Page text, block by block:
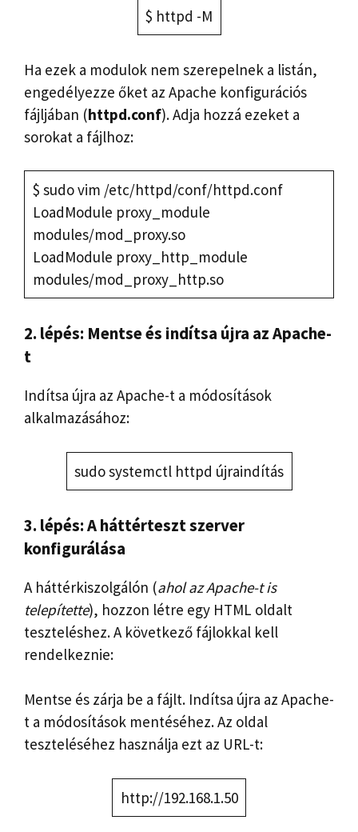
$ httpd -M
Ha ezek a modulok nem szerepelnek a listán,
engedélyezze őket az Apache konfigurációs
fájljában (httpd.conf). Adja hozzá ezeket a
sorokat a fájlhoz:
$ sudo vim /etc/httpd/conf/httpd.conf
LoadModule proxy_module
modules/mod_proxy.so
LoadModule proxy_http_module
modules/mod_proxy_http.so
2. lépés: Mentse és indítsa újra az Apache-
t
Indítsa újra az Apache-t a módosítások
alkalmazásához:
sudo systemctl httpd újraindítás
3. lépés: A háttérteszt szerver
konfigurálása
A háttérkiszolgálón (ahol az Apache-t is
telepítette), hozzon létre egy HTML oldalt
teszteléshez. A következő fájlokkal kell
rendelkeznie:
Mentse és zárja be a fájlt. Indítsa újra az Apache-
t a módosítások mentéséhez. Az oldal
teszteléséhez használja ezt az URL-t:
http://192.168.1.50